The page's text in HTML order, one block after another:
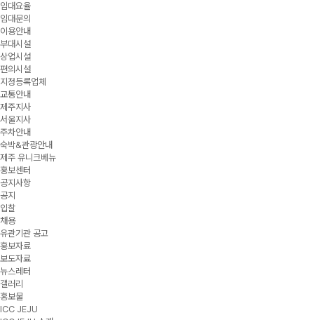
임대요율
임대문의
이용안내
부대시설
상업시설
편의시설
지정등록업체
교통안내
제주지사
서울지사
주차안내
숙박&관광안내
제주 유니크베뉴
홍보센터
공지사항
공지
입찰
채용
유관기관 공고
홍보자료
보도자료
뉴스레터
갤러리
홍보물
ICC JEJU